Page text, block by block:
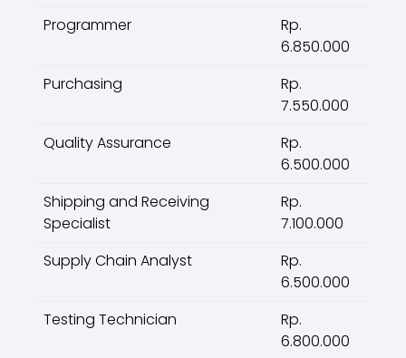
Programmer
Rp.
6.850.000
Purchasing
Rp.
7.550.000
Quality Assurance
Rp.
6.500.000
Shipping and Receiving
Specialist
Rp.
7.100.000
Supply Chain Analyst
Rp.
6.500.000
Testing Technician
Rp.
6.800.000